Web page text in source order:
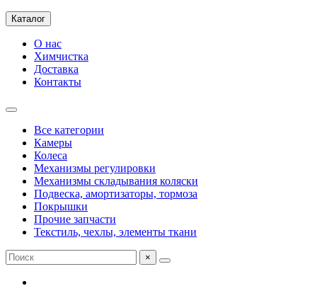
Каталог
О нас
Химчистка
Доставка
Контакты
Все категории
Камеры
Колеса
Механизмы регулировки
Механизмы складывания коляски
Подвеска, амортизаторы, тормоза
Покрышки
Прочие запчасти
Текстиль, чехлы, элементы ткани
×